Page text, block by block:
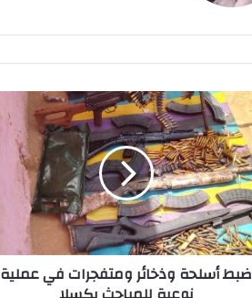
ا
ل
ي
ب
ضبط أسلحة وذخائر ومتفجرات في عملية